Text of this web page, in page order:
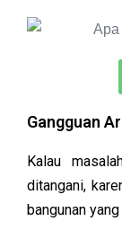
Gangguan
Kalau
ditangani,
bangunan